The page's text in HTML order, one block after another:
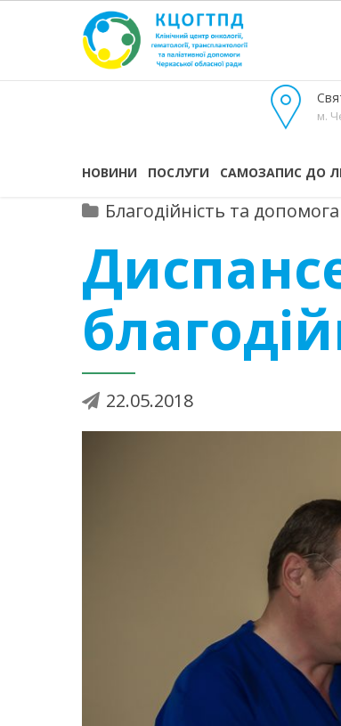
м.
НОВИНИ ПОСЛУГИ САМОЗАПИС ДО
Благодійність та допомога
22.05.2018